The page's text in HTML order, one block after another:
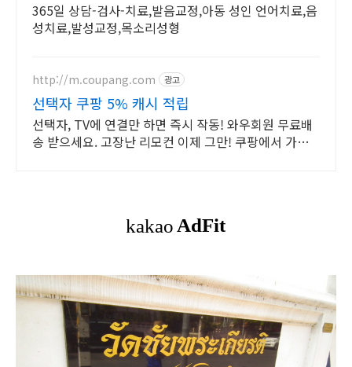
365일 상담-검사-치료,발음교정,아동 성인 언어치료,음
성치료,발성교정,목소리성형
http://m.coupang.com 광고
선택자 쿠팡 5% 캐시 적립
선택자, TV에 연결만 하면 즉시 작동! 와우회원 무료배
송 받으세요. 고장난 리모컨 이제 그만! 쿠팡에서 가성